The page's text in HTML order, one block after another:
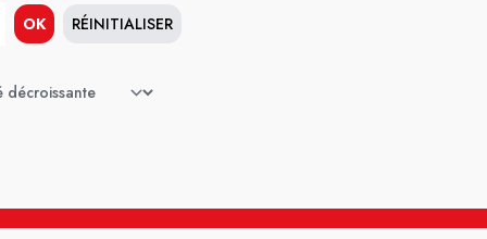
OK RÉINITIALISER